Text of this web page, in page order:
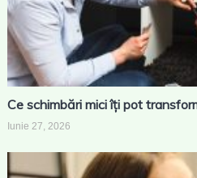
Ce schimbări mici îți pot
Iunie 27, 2026